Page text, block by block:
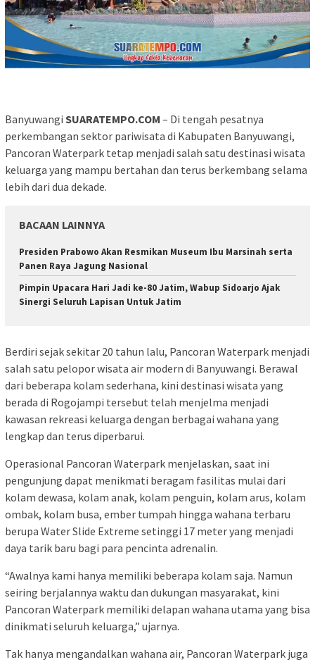
Banyuwangi SUARATEMPO.COM – Di tengah pesatnya
perkembangan sektor pariwisata di Kabupaten Banyuwangi,
Pancoran Waterpark tetap menjadi salah satu destinasi wisata
keluarga yang mampu bertahan dan terus berkembang selama
lebih dari dua dekade.
BACAAN LAINNYA
Presiden Prabowo Akan Resmikan Museum Ibu Marsinah serta
Panen Raya Jagung Nasional
Pimpin Upacara Hari Jadi ke-80 Jatim, Wabup Sidoarjo Ajak
Sinergi Seluruh Lapisan Untuk Jatim
Berdiri sejak sekitar 20 tahun lalu, Pancoran Waterpark menjadi
salah satu pelopor wisata air modern di Banyuwangi. Berawal
dari beberapa kolam sederhana, kini destinasi wisata yang
berada di Rogojampi tersebut telah menjelma menjadi
kawasan rekreasi keluarga dengan berbagai wahana yang
lengkap dan terus diperbarui.
Operasional Pancoran Waterpark menjelaskan, saat ini
pengunjung dapat menikmati beragam fasilitas mulai dari
kolam dewasa, kolam anak, kolam penguin, kolam arus, kolam
ombak, kolam busa, ember tumpah hingga wahana terbaru
berupa Water Slide Extreme setinggi 17 meter yang menjadi
daya tarik baru bagi para pencinta adrenalin.
“Awalnya kami hanya memiliki beberapa kolam saja. Namun
seiring berjalannya waktu dan dukungan masyarakat, kini
Pancoran Waterpark memiliki delapan wahana utama yang bisa
dinikmati seluruh keluarga,” ujarnya.
Tak hanya mengandalkan wahana air, Pancoran Waterpark juga